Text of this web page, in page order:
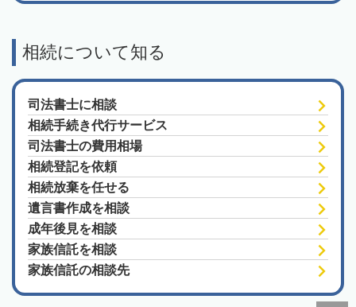
相続について知る
司法書士に相談
相続手続き代行サービス
司法書士の費用相場
相続登記を依頼
相続放棄を任せる
遺言書作成を相談
成年後見を相談
家族信託を相談
家族信託の相談先